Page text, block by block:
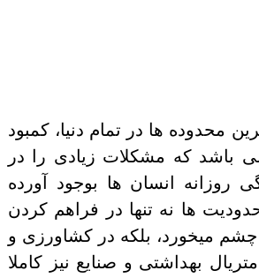
محدوده ها در تمام دنیا، کمبود
باشد که مشکلات زیادی را در
روزانه انسان ها بوجود آورده
ها نه تنها در فراهم کردن
میخورد، بلکه در کشاورزی و
بهداشتی و صنایع نیز کاملا